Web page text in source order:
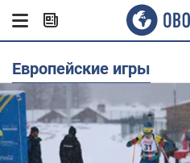
Европейские игры